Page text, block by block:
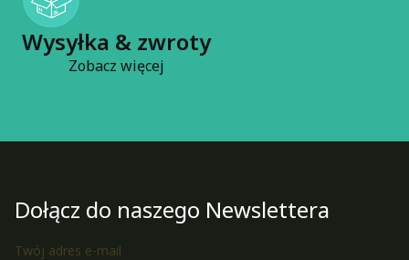
Wysyłka & zwroty
Zobacz więcej
Dołącz do naszego Newslettera
Twój adres e-mail